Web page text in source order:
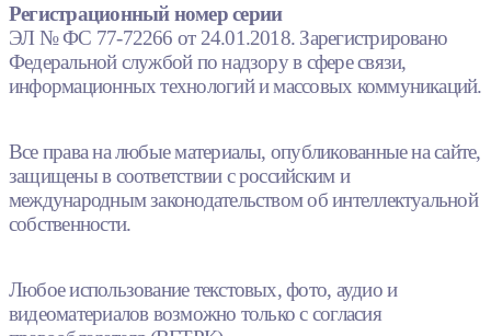
Регистрационный номер серии
ЭЛ № ФС 77-72266 от 24.01.2018. Зарегистрировано
Федеральной службой по надзору в сфере связи,
информационных технологий и массовых коммуникаций.
Все права на любые материалы, опубликованные на сайте,
защищены в соответствии с российским и
международным законодательством об интеллектуальной
собственности.
Любое использование текстовых, фото, аудио и
видеоматериалов возможно только с согласия